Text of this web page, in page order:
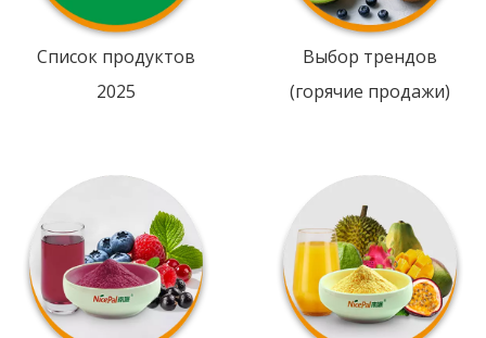
Список продуктов
2025
Выбор трендов
(горячие продажи)